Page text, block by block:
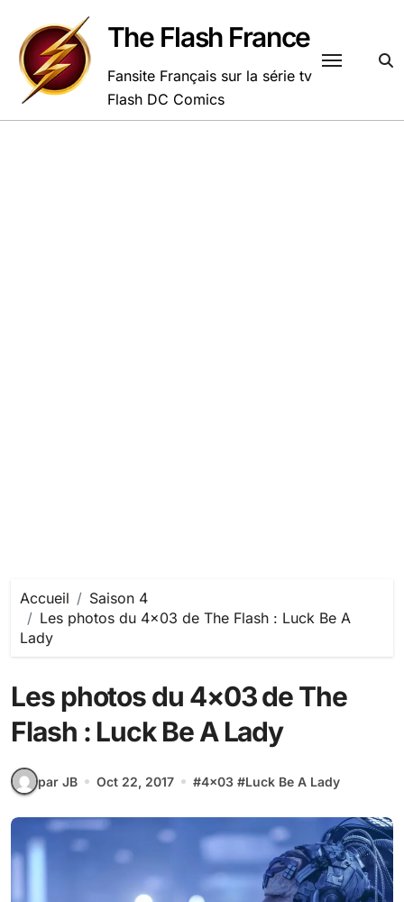
contenu
The Flash France
Fansite Français sur la série tv
Flash DC Comics
Accueil
Saison 4
Les photos du 4×03 de The Flash : Luck Be A
Lady
Les photos du 4×03 de The
Flash : Luck Be A Lady
par JB Oct 22, 2017 #4x03 #Luck Be A Lady